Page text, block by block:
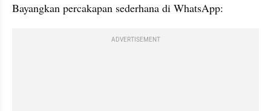
Bayangkan percakapan sederhana di WhatsApp:
ADVERTISEMENT